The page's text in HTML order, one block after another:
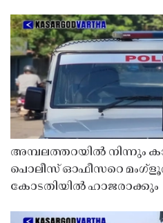
അമ്പലത്തറയിൽ നിന്നും
പൊലീസ് ഓഫീസറെ
കോടതിയിൽ ഹാജരാക്കും